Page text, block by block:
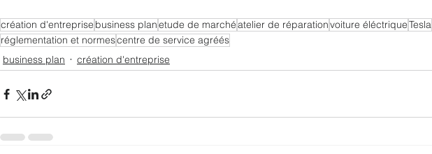
création d'entreprise business planetude de marchéatelier de réparationvoiture éléctriqueTesla
réglementation et normescentre de service agréés
business plan
création d'entreprise